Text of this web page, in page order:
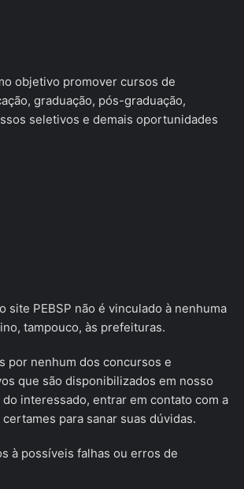
objetivo promover cursos de
graduação, pós-graduação,
seletivos e demais oportunidades
site PEBSP não é vinculado à nenhuma
tampouco, às prefeituras.
por nenhum dos concursos e
que são disponibilizados em nosso
interessado, entrar em contato com a
para sanar suas dúvidas.
à possíveis falhas ou erros de